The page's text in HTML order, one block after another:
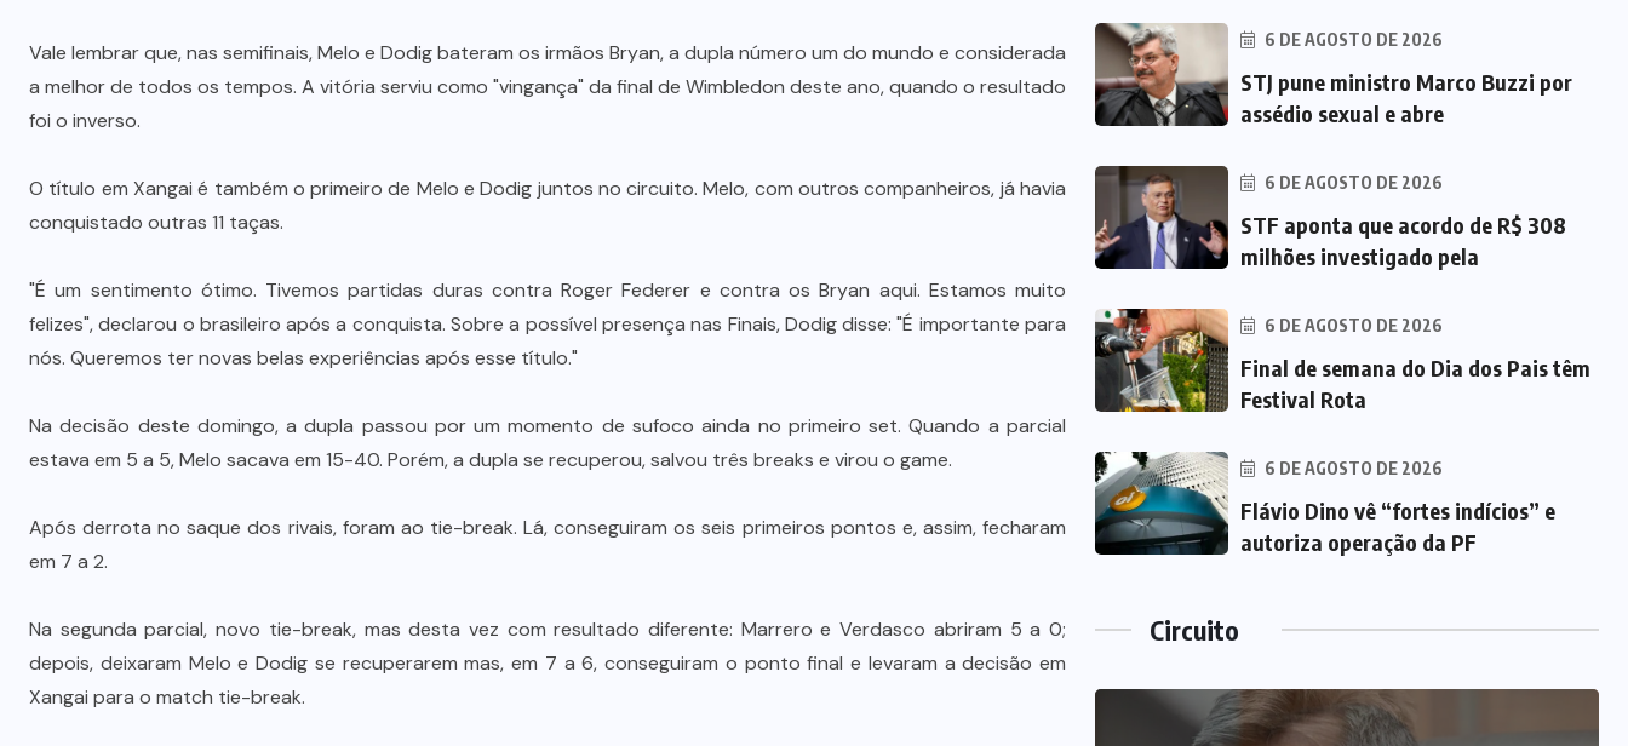
Vale lembrar que, nas semifinais, Melo e Dodig bateram os irmãos Bryan, a dupla número um do mundo e considerada
a melhor de todos os tempos. A vitória serviu como "vingança" da final de Wimbledon deste ano, quando o resultado
foi o inverso.
O título em Xangai é também o primeiro de Melo e Dodig juntos no circuito. Melo, com outros companheiros, já havia
conquistado outras 11 taças.
"É um sentimento ótimo. Tivemos partidas duras contra Roger Federer e contra os Bryan aqui. Estamos muito
felizes", declarou o brasileiro após a conquista. Sobre a possível presença nas Finais, Dodig disse: "É importante para
nós. Queremos ter novas belas experiências após esse título."
Na decisão deste domingo, a dupla passou por um momento de sufoco ainda no primeiro set. Quando a parcial
estava em 5 a 5, Melo sacava em 15-40. Porém, a dupla se recuperou, salvou três breaks e virou o game.
Após derrota no saque dos rivais, foram ao tie-break. Lá, conseguiram os seis primeiros pontos e, assim, fecharam
em 7 a 2.
Na segunda parcial, novo tie-break, mas desta vez com resultado diferente: Marrero e Verdasco abriram 5 a 0;
depois, deixaram Melo e Dodig se recuperarem mas, em 7 a 6, conseguiram o ponto final e levaram a decisão em
Xangai para o match tie-break.
6 DE AGOSTO DE 2026
STJ pune ministro Marco Buzzi por
assédio sexual e abre
6 DE AGOSTO DE 2026
STF aponta que acordo de R$ 308
milhões investigado pela
6 DE AGOSTO DE 2026
Final de semana do Dia dos Pais têm
Festival Rota
6 DE AGOSTO DE 2026
Flávio Dino vê “fortes indícios” e
autoriza operação da PF
Circuito